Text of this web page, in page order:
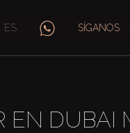
ES SÍGANOS
EN DUBAI